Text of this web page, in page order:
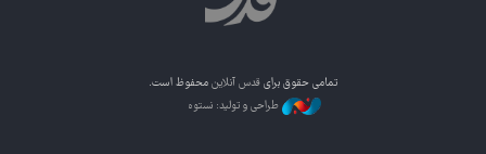
تمامی حقوق برای قدس آنلاین محفوظ است.
طراحی و تولید: نستوه